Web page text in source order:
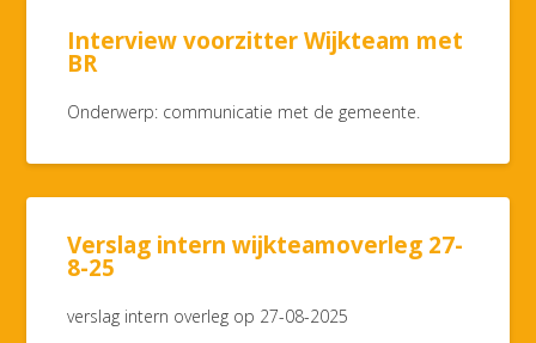
Interview voorzitter Wijkteam met
BR
Onderwerp: communicatie met de gemeente.
Verslag intern wijkteamoverleg 27-
8-25
verslag intern overleg op 27-08-2025